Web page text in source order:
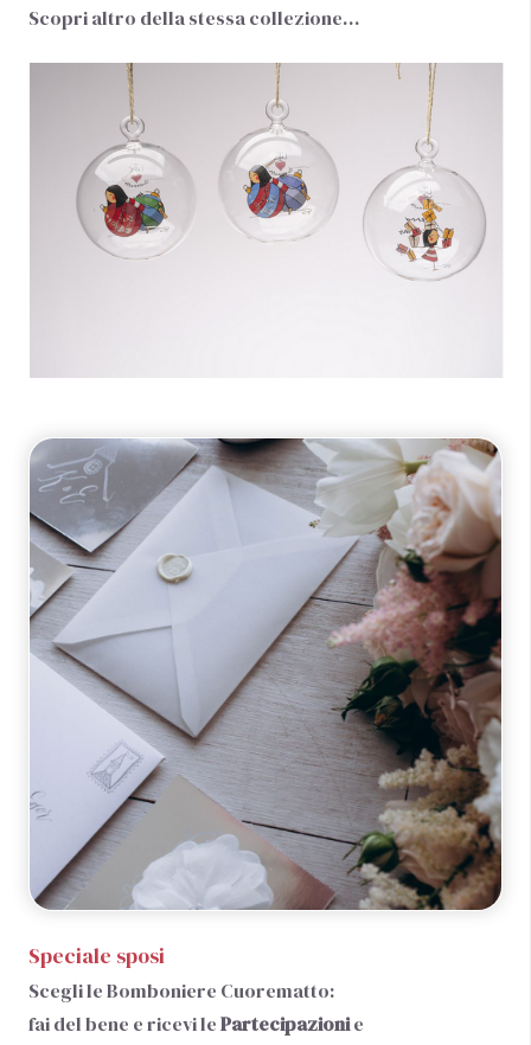
Scopri altro della stessa collezione…
Speciale sposi
Scegli le Bomboniere Cuorematto:
fai del bene e ricevi lePartecipazionie